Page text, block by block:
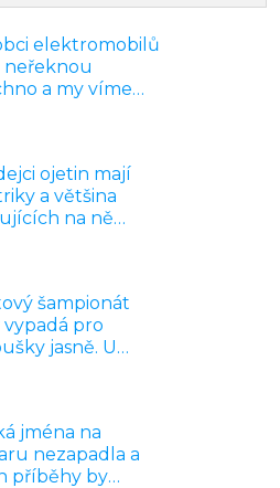
elektromobilů
neřeknou
a my víme
dřív, než
milion
ojetin mají
a většina
na ně
po správných
šampionát
vypadá pro
jasně. U
jména na
nezapadla a
příběhy by